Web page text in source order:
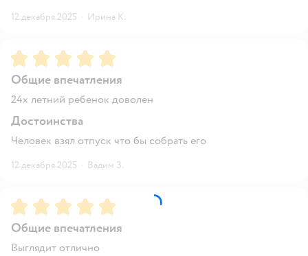
12 декабря 2025 · Ирина К.
Рейтинг:5
Общие впечатления
24х летний ребенок доволен
Достоинства
Человек взял отпуск что бы собрать его
12 декабря 2025 · Вадим З.
Рейтинг:5
Общие впечатления
Выглядит отлично